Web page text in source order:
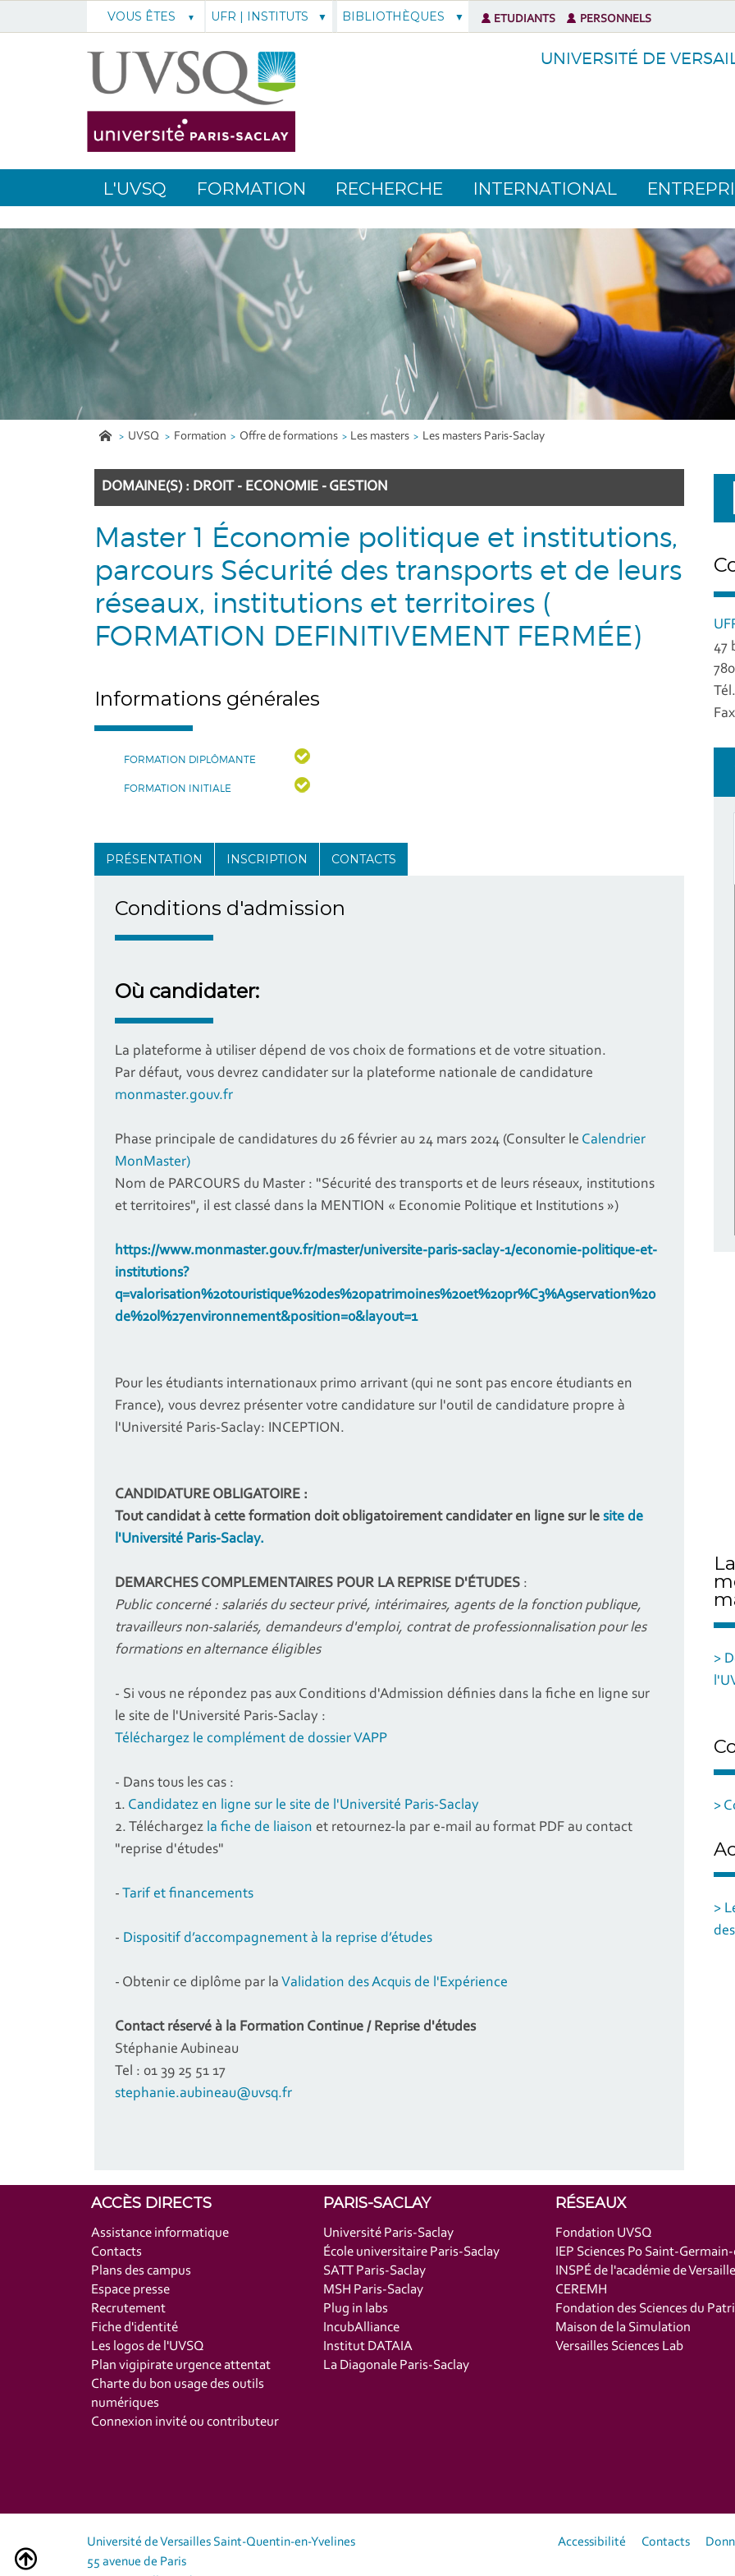
VOUS ÊTES
UNIVERSITÉ DE
L'UVSQ FORMATION RECHERCHE INTERNATIONAL
UVSQ Formation Offre de formations Les masters Les masters Paris-Saclay
DOMAINE(S) : DROIT - ECONOMIE - GESTION
Master 1 Économie politique et institutions,
parcours Sécurité des transports et de leurs
réseaux, institutions et territoires (
FORMATION DEFINITIVEMENT FERMÉE)
Informations générales
FORMATION DIPLÔMANTE
FORMATION INITIALE
PRÉSENTATION INSCRIPTION CONTACTS
Conditions d'admission
Où candidater:
La plateforme à utiliser dépend de vos choix de formations et de votre situation.
Par défaut, vous devrez candidater sur la plateforme nationale de candidature
monmaster.gouv.fr
Phase principale de candidatures du 26 février au 24 mars 2024 (Consulter le Calendrier
MonMaster)
Nom de PARCOURS du Master : "Sécurité des transports et de leurs réseaux, institutions
et territoires", il est classé dans la MENTION « Economie Politique et Institutions »)
https://www.monmaster.gouv.fr/master/universite-paris-saclay-1/economie-politique-et-
institutions?
q=valorisation%20touristique%20des%20patrimoines%20et%20pr%C3%A9servation%20
de%20l%27environnement&position=0&layout=1
Pour les étudiants internationaux primo arrivant (qui ne sont pas encore étudiants en
France), vous devrez présenter votre candidature sur l'outil de candidature propre à
l'Université Paris-Saclay: INCEPTION.
CANDIDATURE OBLIGATOIRE :
Tout candidat à cette formation doit obligatoirement candidater en ligne sur le site de
l'Université Paris-Saclay.
DEMARCHES COMPLEMENTAIRES POUR LA REPRISE D'ÉTUDES :
Public concerné : salariés du secteur privé, intérimaires, agents de la fonction publique,
travailleurs non-salariés, demandeurs d'emploi, contrat de professionnalisationpour les
formations en alternance éligibles
- Si vous ne répondez pas aux Conditions d'Admission définies dans la fiche en ligne sur
le site de l'Université Paris-Saclay :
Téléchargez le complément de dossier VAPP
- Dans tous les cas :
1. Candidatez en ligne sur le site de l'Université Paris-Saclay
2. Téléchargez la fiche de liaison et retournez-la par e-mail au format PDF au contact
"reprise d'études"
-Tarif et financements
- Dispositif d’accompagnement à la reprise d’études
- Obtenir ce diplôme par laValidation des Acquis de l'Expérience
Contact réservé à la Formation Continue / Reprise d'études
Stéphanie Aubineau
Tel : 01 39 25 51 17
stephanie.aubineau@uvsq.fr
47
>
>
>
UFR | INSTITUTS BIBLIOTHÈQUES ETUDIANTS PERSONNELS
ACCÈS DIRECTS
Assistance informatique
Contacts
Plans des campus
Espace presse
Recrutement
Fiche d'identité
Les logos de l'UVSQ
Plan vigipirate urgence attentat
Charte du bon usage des outils
numériques
Connexion invité ou contributeur
PARIS-SACLAY
Université Paris-Saclay
École universitaire Paris-Saclay
SATT Paris-Saclay
MSH Paris-Saclay
Plug in labs
IncubAlliance
Institut DATAIA
La Diagonale Paris-Saclay
RÉSEAUX
Fondation UVSQ
IEP Sciences Po Saint-
INSPÉ de l'académie de
CEREMH
Fondation des Sciences du
Maison de la Simulation
Versailles Sciences Lab
Accessibilité Contacts
Université de Versailles Saint-Quentin-en-Yvelines
55 avenue de Paris